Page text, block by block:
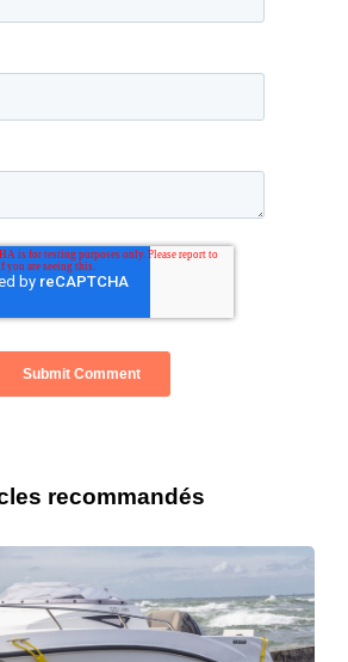
recommandés